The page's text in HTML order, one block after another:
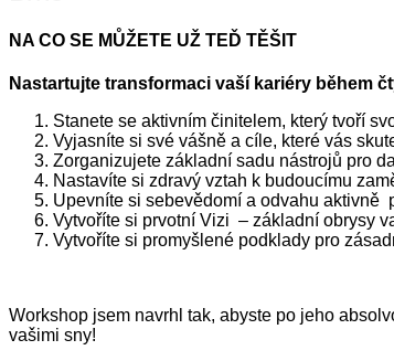
NA CO SE MŮŽETE UŽ TEĎ TĚŠIT
Nastartujte transformaci vaší kariéry během
Stanete se aktivním činitelem, který tvoří
Vyjasníte si své vášně a cíle, které vás
Zorganizujete základní sadu nástrojů pro
Nastavíte si zdravý vztah k budoucímu
Upevníte si sebevědomí a odvahu aktivně
Vytvoříte si prvotní Vizi – základní obrysy
Vytvoříte si promyšlené podklady pro
Workshop jsem navrhl tak, abyste po jeho
vašimi sny!